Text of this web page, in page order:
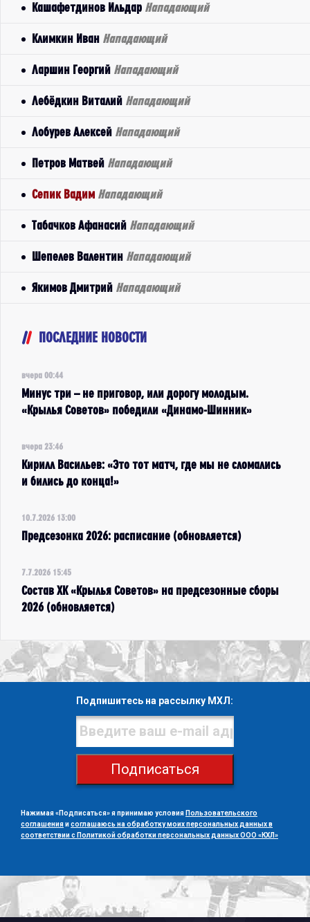
Кашафетдинов Ильдар Нападающий
Климкин Иван Нападающий
Ларшин Георгий Нападающий
Лебёдкин Виталий Нападающий
Лобурев Алексей Нападающий
Петров Матвей Нападающий
Сепик Вадим Нападающий
Табачков Афанасий Нападающий
Шепелев Валентин Нападающий
Якимов Дмитрий Нападающий
ПОСЛЕДНИЕ НОВОСТИ
вчера 00:44
Минус три – не приговор, или дорогу молодым.
«Крылья Советов» победили «Динамо-Шинник»
вчера 23:46
Кирилл Васильев: «Это тот матч, где мы не сломались
и бились до конца!»
10.7.2026 13:00
Предсезонка 2026: расписание (обновляется)
7.7.2026 15:45
Состав ХК «Крылья Советов» на предсезонные сборы
2026 (обновляется)
Подпишитесь на рассылку МХЛ:
Подписаться
Нажимая «Подписаться» я принимаю условия Пользовательского
соглашенияисоглашаюсь на обработку моих персональных данных в
соответствии с Политикой обработки персональных данных ООО «КХЛ»